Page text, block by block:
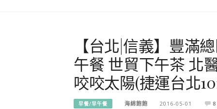
【台北|信義】豐滿
午餐 世貿下午茶 北
咬咬太陽(捷運台北
早餐/早午餐 海綿飽飽 2016-05-01 8